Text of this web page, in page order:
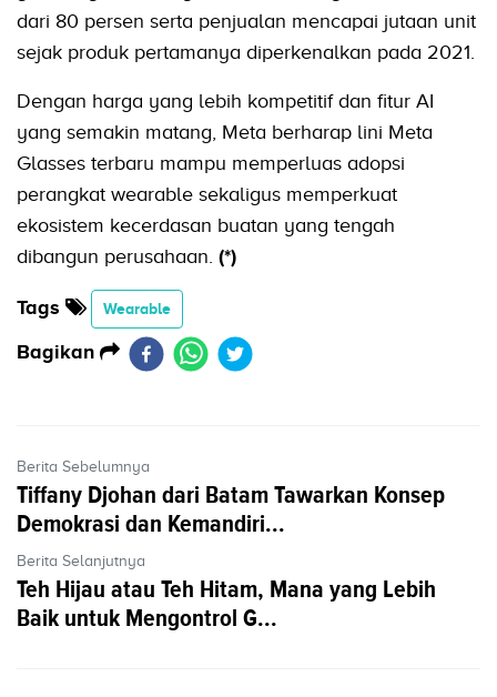
dari 80 persen serta penjualan mencapai jutaan unit
sejak produk pertamanya diperkenalkan pada 2021.
Dengan harga yang lebih kompetitif dan fitur AI
yang semakin matang, Meta berharap lini Meta
Glasses terbaru mampu memperluas adopsi
perangkat wearable sekaligus memperkuat
ekosistem kecerdasan buatan yang tengah
dibangun perusahaan. (*)
Tags Wearable
Bagikan
Berita Sebelumnya
Tiffany Djohan dari Batam Tawarkan Konsep
Demokrasi dan Kemandiri...
Berita Selanjutnya
Teh Hijau atau Teh Hitam, Mana yang Lebih
Baik untuk Mengontrol G...